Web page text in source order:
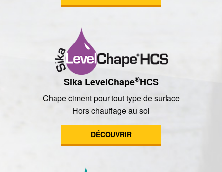
Sika LevelChape®HCS
Chape ciment pour tout type de surface
Hors chauffage au sol
DÉCOUVRIR